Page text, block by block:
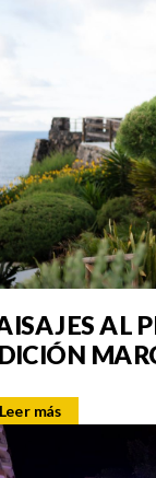
AL
Leer más